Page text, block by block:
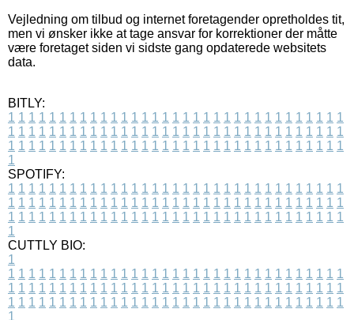
Vejledning om tilbud og internet foretagender opretholdes tit,
men vi ønsker ikke at tage ansvar for korrektioner der måtte
være foretaget siden vi sidste gang opdaterede websitets
data.
BITLY:
1 1 1 1 1 1 1 1 1 1 1 1 1 1 1 1 1 1 1 1 1 1 1 1 1 1 1 1 1 1 1 1 1
1 1 1 1 1 1 1 1 1 1 1 1 1 1 1 1 1 1 1 1 1 1 1 1 1 1 1 1 1 1 1 1 1
1 1 1 1 1 1 1 1 1 1 1 1 1 1 1 1 1 1 1 1 1 1 1 1 1 1 1 1 1 1 1 1 1
1
SPOTIFY:
1 1 1 1 1 1 1 1 1 1 1 1 1 1 1 1 1 1 1 1 1 1 1 1 1 1 1 1 1 1 1 1 1
1 1 1 1 1 1 1 1 1 1 1 1 1 1 1 1 1 1 1 1 1 1 1 1 1 1 1 1 1 1 1 1 1
1 1 1 1 1 1 1 1 1 1 1 1 1 1 1 1 1 1 1 1 1 1 1 1 1 1 1 1 1 1 1 1 1
1
CUTTLY BIO:
1
1 1 1 1 1 1 1 1 1 1 1 1 1 1 1 1 1 1 1 1 1 1 1 1 1 1 1 1 1 1 1 1 1
1 1 1 1 1 1 1 1 1 1 1 1 1 1 1 1 1 1 1 1 1 1 1 1 1 1 1 1 1 1 1 1 1
1 1 1 1 1 1 1 1 1 1 1 1 1 1 1 1 1 1 1 1 1 1 1 1 1 1 1 1 1 1 1 1 1
1